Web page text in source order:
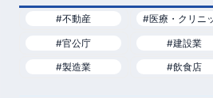
#不動産 #医療・クリニ
#官公庁 #建設業
#製造業 #飲食店